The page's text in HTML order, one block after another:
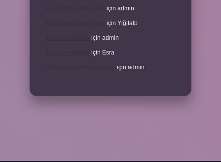
için admin
için Yiğitalp
Erbah ne demek için admin
Erbah ne demek için Esra
için admin